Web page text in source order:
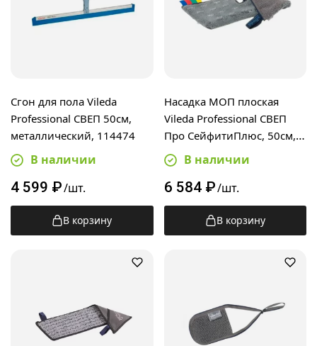
Сгон для пола Vileda
Professional СВЕП 50см,
металлический, 114474
В наличии
4 599 ₽/шт.
В корзину
Насадка МОП плоская
Vileda Professional СВЕП
Про СейфитиПлюс, 50см,
серая, 171385
В наличии
6 584 ₽/шт.
В корзину